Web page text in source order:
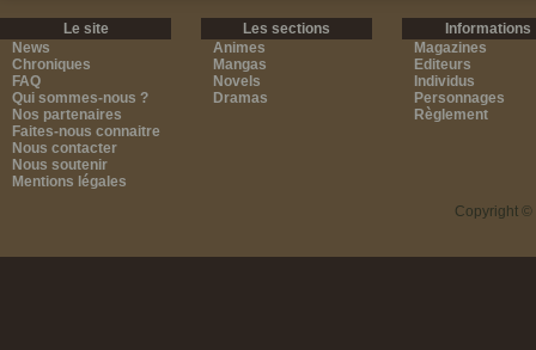
Le site
News
Chroniques
FAQ
Qui sommes-nous ?
Nos partenaires
Faites-nous connaitre
Nous contacter
Nous soutenir
Mentions légales
Les sections
Animes
Mangas
Novels
Dramas
Informations
Magazines
Editeurs
Individus
Personnages
Règlement
Copyright ©